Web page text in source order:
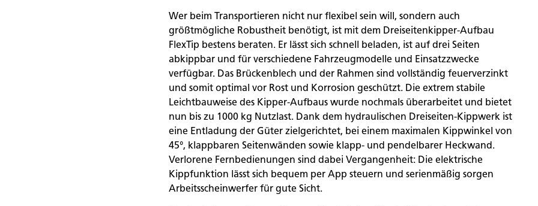
Wer beim Transportieren nicht nur flexibel sein will, sondern auch
größtmögliche Robustheit benötigt, ist mit dem Dreiseitenkipper-Aufbau
FlexTip bestens beraten. Er lässt sich schnell beladen, ist auf drei Seiten
abkippbar und für verschiedene Fahrzeugmodelle und Einsatzzwecke
verfügbar. Das Brückenblech und der Rahmen sind vollständig feuerverzinkt
und somit optimal vor Rost und Korrosion geschützt. Die extrem stabile
Leichtbauweise des Kipper-Aufbaus wurde nochmals überarbeitet und bietet
nun bis zu 1000 kg Nutzlast. Dank dem hydraulischen Dreiseiten-Kippwerk ist
eine Entladung der Güter zielgerichtet, bei einem maximalen Kippwinkel von
45°, klappbaren Seitenwänden sowie klapp- und pendelbarer Heckwand.
Verlorene Fernbedienungen sind dabei Vergangenheit: Die elektrische
Kippfunktion lässt sich bequem per App steuern und serienmäßig sorgen
Arbeitsscheinwerfer für gute Sicht.